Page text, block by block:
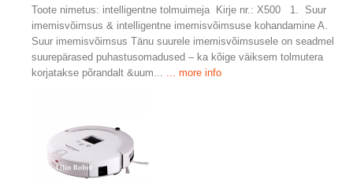
Toote nimetus: intelligentne tolmuimeja Kirje nr.: X500 1. Suur
imemisvõimsus & intelligentne imemisvõimsuse kohandamine A.
Suur imemisvõimsus Tänu suurele imemisvõimsusele on seadmel
suurepärased puhastusomadused – ka kõige väiksem tolmutera
korjatakse põrandalt &uum... ... more info